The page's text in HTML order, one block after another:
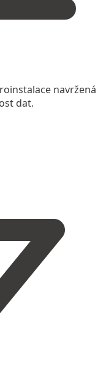
navržená
dat.